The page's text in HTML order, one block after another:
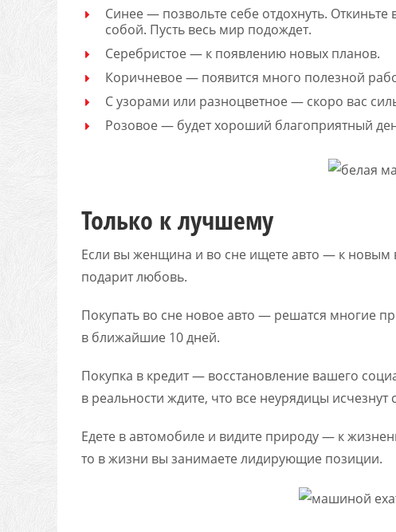
Синее — позвольте себе отдохнуть.
собой. Пусть весь мир подождет.
Серебристое — к появлению новых планов.
Коричневое — появится много полезной
С узорами или разноцветное — скоро вас
Розовое — будет хороший благоприятный
Только к лучшему
Если вы женщина и во сне ищете авто — к новым
подарит любовь.
Покупать во сне новое авто — решатся многие
в ближайшие 10 дней.
Покупка в кредит — восстановление вашего
в реальности ждите, что все неурядицы исчезнут
Едете в автомобиле и видите природу — к
то в жизни вы занимаете лидирующие позиции.